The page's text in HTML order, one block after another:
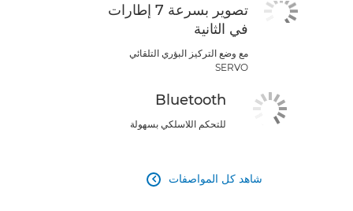
تصوير بسرعة 7 إطارات
في الثانية
مع وضع التركيز البؤري التلقائي
SERVO
Bluetooth
للتحكم اللاسلكي بسهولة
شاهد كل المواصفات 